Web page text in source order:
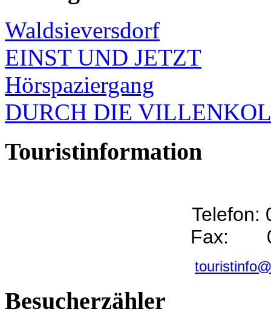
Waldsieversdorf
EINST UND JETZT
Hörspaziergang
DURCH DIE
Touristinformation
Telefon:
Fax:
Besucherzähler